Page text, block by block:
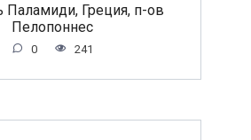
Паламиди, Греция, п-ов
Пелопоннес
0 241